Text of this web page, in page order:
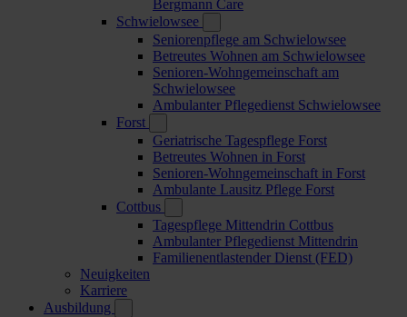
Bergmann Care
Schwielowsee
Seniorenpflege am Schwielowsee
Betreutes Wohnen am Schwielowsee
Senioren-Wohngemeinschaft am
Schwielowsee
Ambulanter Pflegedienst Schwielowsee
Forst
Geriatrische Tagespflege Forst
Betreutes Wohnen in Forst
Senioren-Wohngemeinschaft in Forst
Ambulante Lausitz Pflege Forst
Cottbus
Tagespflege Mittendrin Cottbus
Ambulanter Pflegedienst Mittendrin
Familienentlastender Dienst (FED)
Neuigkeiten
Karriere
Ausbildung